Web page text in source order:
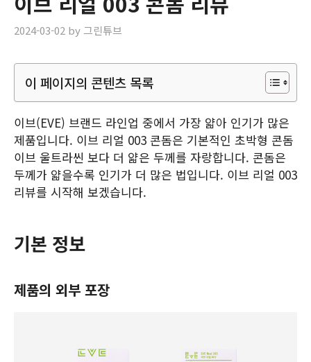
2024-03-02 by그린튜브
이 페이지의 콘텐츠 목록
이브(EVE) 브랜드 라인업 중에서 가장 얇아 인기가 많은
제품입니다. 이브 리얼 003 콘돔은 기본적인 초박형 콘돔
이브 울트라씬 보다 더 얇은 두께를 자랑합니다. 콘돔은
두께가 얇을수록 인기가 더 많은 법입니다. 이브 리얼 003
리뷰를 시작해 보겠습니다.
기본 정보
제품의 외부 포장